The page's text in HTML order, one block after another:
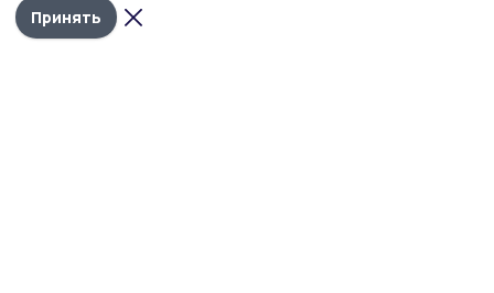
ветеранов СВО. После всех вступительных
испытаний участниками первого потока стали
Принять